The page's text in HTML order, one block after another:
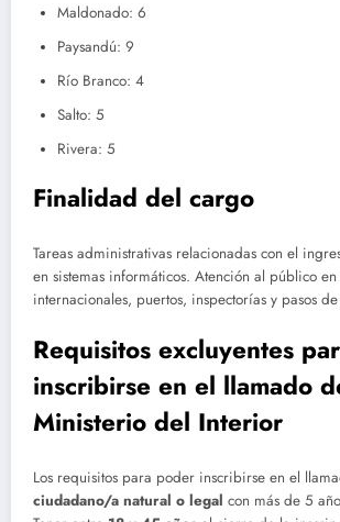
Maldonado: 6
Paysandú: 9
Río Branco: 4
Salto: 5
Rivera: 5
Finalidad del cargo
Tareas administrativas relacionadas con el
en sistemas informáticos. Atención al público en
internacionales, puertos, inspectorías y pasos
Requisitos excluyentes
inscribirse en el llamado
Ministerio del Interior
Los requisitos para poder inscribirse en el
ciudadano/a natural o legal con más de 5